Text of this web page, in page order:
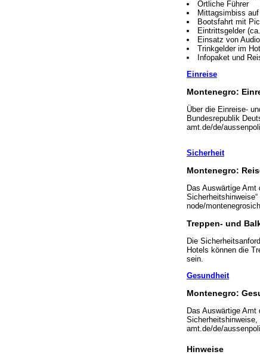
Örtliche Führer
Mittagsimbiss
Bootsfahrt mit
Eintrittsgelder
Einsatz von
Trinkgelder im
Infopaket und
Einreise
Montenegro:
Über die Einreise-
Bundesrepublik
amt.de/de/
Sicherheit
Montenegro:
Das Auswärtige
node/
Treppen- und
Die
Hotels können die
sein.
Gesundheit
Montenegro:
Das Auswärtige
Sicherheitshinweise,
amt.de/de/
Hinweise